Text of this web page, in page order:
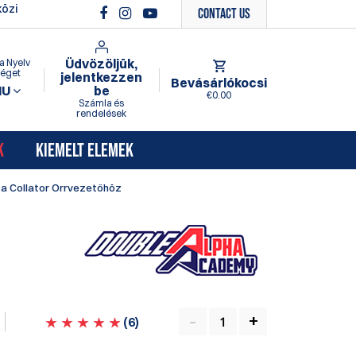
Contact Us
Nyelv
Üdvözöljük,
jelentkezzen
be
Számla és
rendelések
Bevásárlókocsi
€0.00
KIEMELT ELEMEK
Collator Orrvezetőhöz
(6)